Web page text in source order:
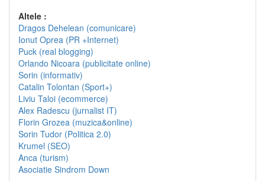
Altele :
Dragos Dehelean (comunicare)
Ionut Oprea (PR +Internet)
Puck (real blogging)
Orlando Nicoara (publicitate online)
Sorin (informativ)
Catalin Tolontan (Sport+)
Liviu Taloi (ecommerce)
Alex Radescu (jurnalist IT)
Florin Grozea (muzica&online)
Sorin Tudor (Politica 2.0)
Krumel (SEO)
Anca (turism)
Asociatie Sindrom Down